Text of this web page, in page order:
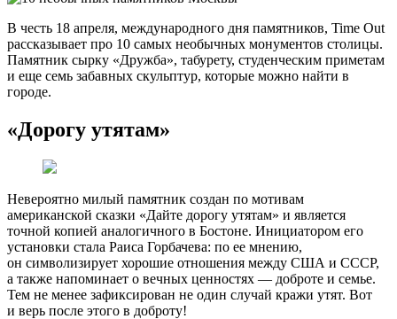
В честь 18 апреля, международного дня памятников, Time Out
рассказывает про 10 самых необычных монументов столицы.
Памятник сырку «Дружба», табурету, студенческим приметам
и еще семь забавных скульптур, которые можно найти в
городе.
«Дорогу утятам»
Невероятно милый памятник создан по мотивам
американской сказки «Дайте дорогу утятам» и является
точной копией аналогичного в Бостоне. Инициатором его
установки стала Раиса Горбачева: по ее мнению,
он символизирует хорошие отношения между США и СССР,
а также напоминает о вечных ценностях — доброте и семье.
Тем не менее зафиксирован не один случай кражи утят. Вот
и верь после этого в доброту!